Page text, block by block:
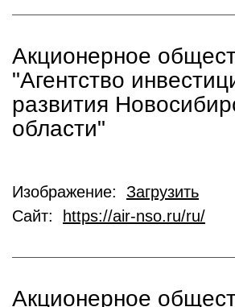
Акционерное
"Агентство
развития
области"
Изображение: Загрузить
Сайт:
https://air-nso.ru/ru/
Акционерное